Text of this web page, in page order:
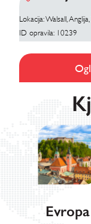
Lokacija: Walsall,
ID opravila: 10239
Evropa